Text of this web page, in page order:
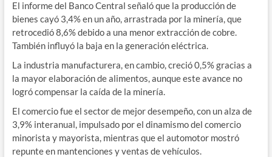
El informe del Banco Central señaló que la producción de
bienes cayó 3,4% en un año, arrastrada por la minería, que
retrocedió 8,6% debido a una menor extracción de cobre.
También influyó la baja en la generación eléctrica.
La industria manufacturera, en cambio, creció 0,5% gracias a
la mayor elaboración de alimentos, aunque este avance no
logró compensar la caída de la minería.
El comercio fue el sector de mejor desempeño, con un alza de
3,9% interanual, impulsado por el dinamismo del comercio
minorista y mayorista, mientras que el automotor mostró
repunte en mantenciones y ventas de vehículos.